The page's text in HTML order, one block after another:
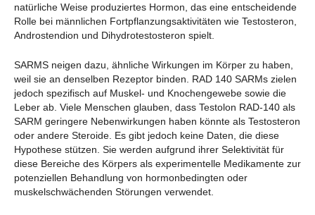
natürliche Weise produziertes Hormon, das eine entscheidende
Rolle bei männlichen Fortpflanzungsaktivitäten wie Testosteron,
Androstendion und Dihydrotestosteron spielt.
SARMS neigen dazu, ähnliche Wirkungen im Körper zu haben,
weil sie an denselben Rezeptor binden. RAD 140 SARMs zielen
jedoch spezifisch auf Muskel- und Knochengewebe sowie die
Leber ab. Viele Menschen glauben, dass Testolon RAD-140 als
SARM geringere Nebenwirkungen haben könnte als Testosteron
oder andere Steroide. Es gibt jedoch keine Daten, die diese
Hypothese stützen. Sie werden aufgrund ihrer Selektivität für
diese Bereiche des Körpers als experimentelle Medikamente zur
potenziellen Behandlung von hormonbedingten oder
muskelschwächenden Störungen verwendet.